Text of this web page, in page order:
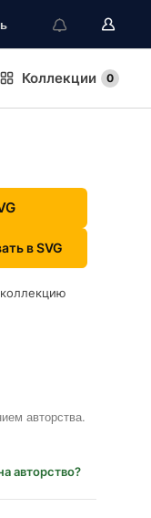
Коллекции 0
в SVG
авторства.
авторство?